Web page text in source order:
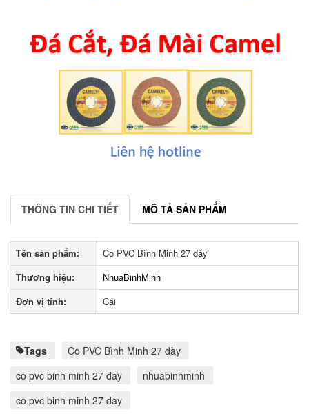
THÔNG TIN CHI TIẾT MÔ TẢ SẢN PHẨM
Tên sản phẩm:
Co PVC Bình Minh 27 dày
Thương hiệu:
NhuaBinhMinh
Đơn vị tính:
Cái
Tags
Co PVC Bình Minh 27 dày
co pvc binh minh 27 day
nhuabinhminh
co pvc binh minh 27 day